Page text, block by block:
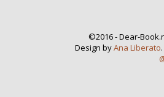
©2016 - Dear-
Design byAna Liberato